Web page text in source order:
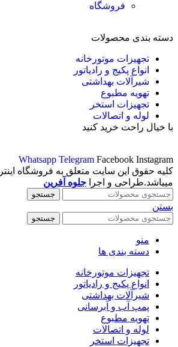
فروشگاه
دسته بندی محصولات
تجهیزات موتورخانه
انواع پکیج و رادیاتور
شیرآلات بهداشتی
تهویه مطبوع
تجهیزات استخر
لوله و اتصالات
با خیال راحت خرید کنید
Whatsapp Telegram Facebook Instagram
کلیه حقوق این سایت متعلق به فروشگاه
میباشد.طراحی و اجرا جلوه آفرین
جستجو
بستن
جستجو
منو
دسته بندی ها
تجهیزات موتورخانه
انواع پکیج و رادیاتور
شیرآلات بهداشتی
پمپ آب و آبرسانی
تهویه مطبوع
لوله و اتصالات
تجهیزات استخر